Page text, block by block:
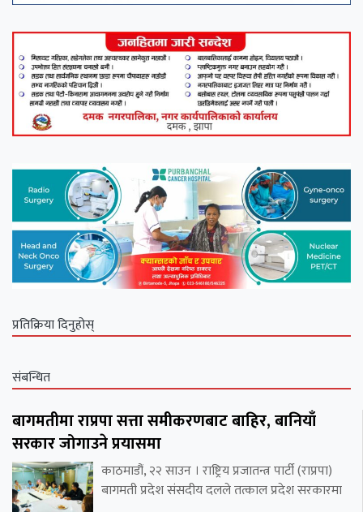
प्रतिक्रिया दिनुहोस्
संबन्धित
बागमतीमा राप्रपा सत्ता समीकरणबाट बाहिर, बानियाँ
सरकार जोगाउने प्रयासमा
काठमाडौं, २२ साउन । राष्ट्रिय प्रजातन्त्र पार्टी (राप्रपा)
बागमती प्रदेश संसदीय दलले तत्काल प्रदेश सरकारमा